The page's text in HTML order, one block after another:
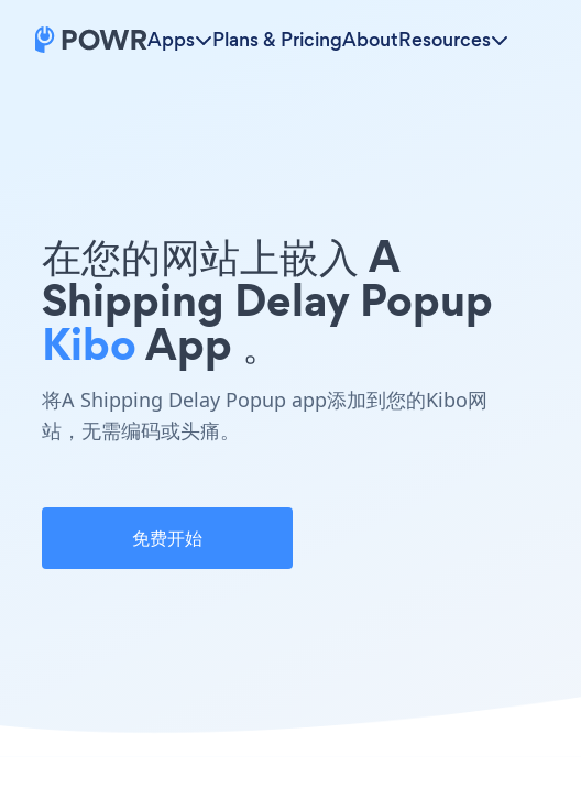
Apps Plans & PricingAboutResources
在您的网站上嵌入 A
Shipping Delay Popup
KiboApp 。
将A Shipping Delay Popup app添加到您的Kibo网
站，无需编码或头痛。
免费开始